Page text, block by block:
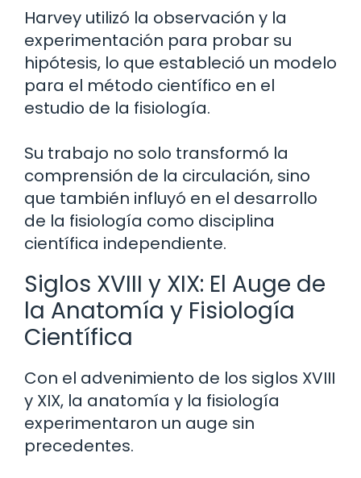
Harvey utilizó la observación y la
experimentación para probar su
hipótesis, lo que estableció un modelo
para el método científico en el
estudio de la fisiología.
Su trabajo no solo transformó la
comprensión de la circulación, sino
que también influyó en el desarrollo
de la fisiología como disciplina
científica independiente.
Siglos XVIII y XIX: El Auge de
la Anatomía y Fisiología
Científica
Con el advenimiento de los siglos XVIII
y XIX, la anatomía y la fisiología
experimentaron un auge sin
precedentes.